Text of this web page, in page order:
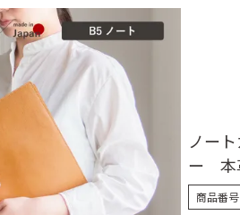
ノー
ー 本
商品番号